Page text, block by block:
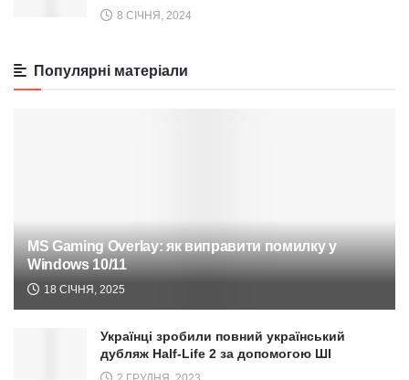
8 СІЧНЯ, 2024
Популярні матеріали
MS Gaming Overlay: як виправити помилку у
Windows 10/11
18 СІЧНЯ, 2025
Українці зробили повний український
дубляж Half-Life 2 за допомогою ШІ